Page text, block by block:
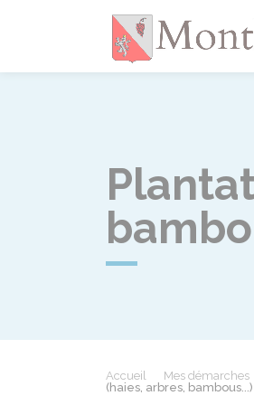
Accueil Mes démarches
(haies, arbres, bambous...)